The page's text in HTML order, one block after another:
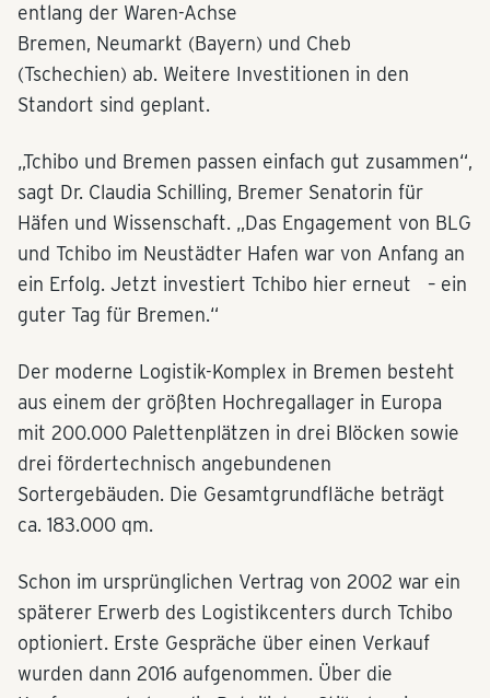
entlang der Waren-Achse
Bremen, Neumarkt (Bayern) und Cheb
(Tschechien) ab. Weitere Investitionen in den
Standort sind geplant.
„Tchibo und Bremen passen einfach gut zusammen“,
sagt Dr. Claudia Schilling, Bremer Senatorin für
Häfen und Wissenschaft. „Das Engagement von BLG
und Tchibo im Neustädter Hafen war von Anfang an
ein Erfolg. Jetzt investiert Tchibo hier erneut – ein
guter Tag für Bremen.“
Der moderne Logistik-Komplex in Bremen besteht
aus einem der größten Hochregallager in Europa
mit 200.000 Palettenplätzen in drei Blöcken sowie
drei fördertechnisch angebundenen
Sortergebäuden. Die Gesamtgrundfläche beträgt
ca. 183.000 qm.
Schon im ursprünglichen Vertrag von 2002 war ein
späterer Erwerb des Logistikcenters durch Tchibo
optioniert. Erste Gespräche über einen Verkauf
wurden dann 2016 aufgenommen. Über die